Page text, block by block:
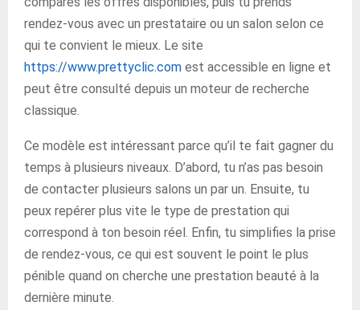
rendez-vous avec un prestataire ou un salon selon ce
qui te convient le mieux. Le site
https://www.prettyclic.com est accessible en ligne et
peut être consulté depuis un moteur de recherche
classique.
Ce modèle est intéressant parce qu’il te fait gagner du
temps à plusieurs niveaux. D’abord, tu n’as pas besoin
de contacter plusieurs salons un par un. Ensuite, tu
peux repérer plus vite le type de prestation qui
correspond à ton besoin réel. Enfin, tu simplifies la prise
de rendez-vous, ce qui est souvent le point le plus
pénible quand on cherche une prestation beauté à la
dernière minute.